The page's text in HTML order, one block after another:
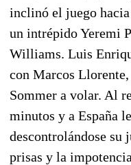
inclinó el juego
un intrépido Yeremi
Williams. Luis
con Marcos
Sommer a volar. Al
minutos y a España
descontrolándose su
prisas y la